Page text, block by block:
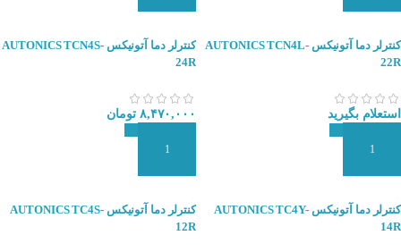
کنترلر دما آتونیکس AUTONICS TCN4L-
22R
استعلام بگیرید
کنترلر دما آتونیکس AUTONICS TCN4S-
24R
۸,۴۷۰,۰۰۰ تومان
کنترلر دما آتونیکس AUTONICS TC4Y-
14R
کنترلر دما آتونیکس AUTONICS TC4S-
12R